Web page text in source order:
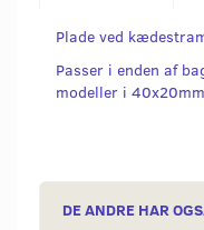
Plade ved
Passer i enden af
modeller i
DE ANDRE HAR